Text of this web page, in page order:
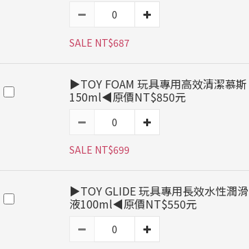
SALE NT$687
▶TOY FOAM 玩具專用高效清潔慕斯
150ml◀原價NT$850元
SALE NT$699
▶TOY GLIDE 玩具專用長效水性潤滑
液100ml◀原價NT$550元